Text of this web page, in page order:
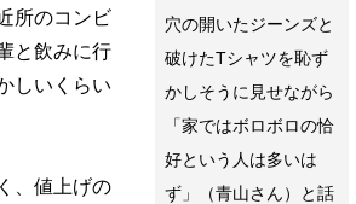
穴の開いたジーンズと
破けたTシャツを恥ず
かしそうに見せながら
「家ではボロボロの恰
好という人は多いは
ず」（青山さん）と話
所のコンビ
と飲みに行
しいくらい
、値上げの